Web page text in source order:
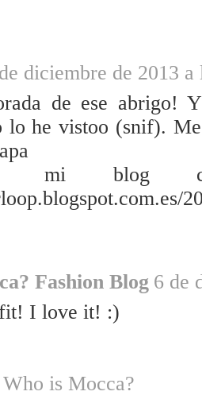
diciembre de 2013 a
de ese abrigo!
lo he vistoo (snif).
mi blog
Fashion Blog 6 de
I love it! :)
Who is Mocca?